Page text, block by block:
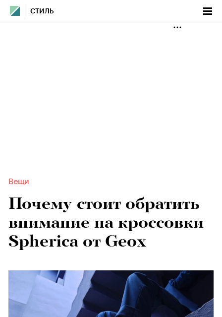
СТИЛЬ
Вещи
Почему стоит обратить
внимание на кроссовки
Spherica от Geox